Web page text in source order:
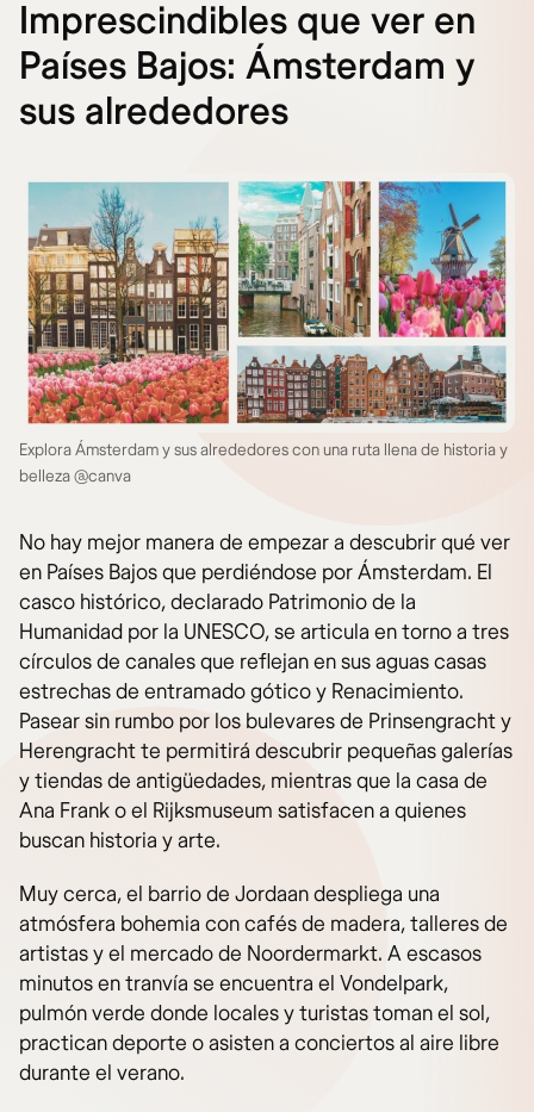
Imprescindibles que ver en
Países Bajos: Ámsterdam y
sus alrededores
Explora Ámsterdam y sus alrededores con una ruta llena de historia y
belleza @canva
No hay mejor manera de empezar a descubrir qué ver
en Países Bajos que perdiéndose por Ámsterdam. El
casco histórico, declarado Patrimonio de la
Humanidad por la UNESCO, se articula en torno a tres
círculos de canales que reflejan en sus aguas casas
estrechas de entramado gótico y Renacimiento.
Pasear sin rumbo por los bulevares de Prinsengracht y
Herengracht te permitirá descubrir pequeñas galerías
y tiendas de antigüedades, mientras que la casa de
Ana Frank o el Rijksmuseum satisfacen a quienes
buscan historia y arte.
Muy cerca, el barrio de Jordaan despliega una
atmósfera bohemia con cafés de madera, talleres de
artistas y el mercado de Noordermarkt. A escasos
minutos en tranvía se encuentra el Vondelpark,
pulmón verde donde locales y turistas toman el sol,
practican deporte o asisten a conciertos al aire libre
durante el verano.